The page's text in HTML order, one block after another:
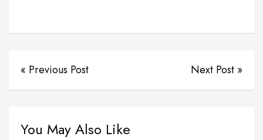
« Previous Post Next Post »
You May Also Like